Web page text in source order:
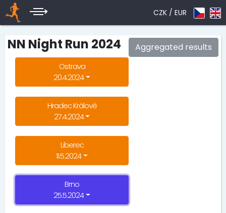
CZK / EUR
Aggregated results
NN Night Run 2024
Ostrava
20.4.2024
Hradec Králové
27.4.2024
Liberec
11.5.2024
Brno
25.5.2024